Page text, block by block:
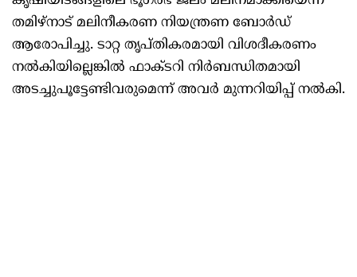
തമിഴ്നാട് മലിനീകരണ നിയന്ത്രണ ബോര്‍ഡ്
ആരോപിച്ചു. ടാറ്റ തൃപ്തികരമായി വിശദീകരണം
നല്‍കിയില്ലെങ്കില്‍ ഫാക്ടറി നിര്‍ബന്ധിതമായി
അടച്ചുപൂട്ടേണ്ടിവരുമെന്ന് അവര്‍ മുന്നറിയിപ്പ് നല്‍കി.